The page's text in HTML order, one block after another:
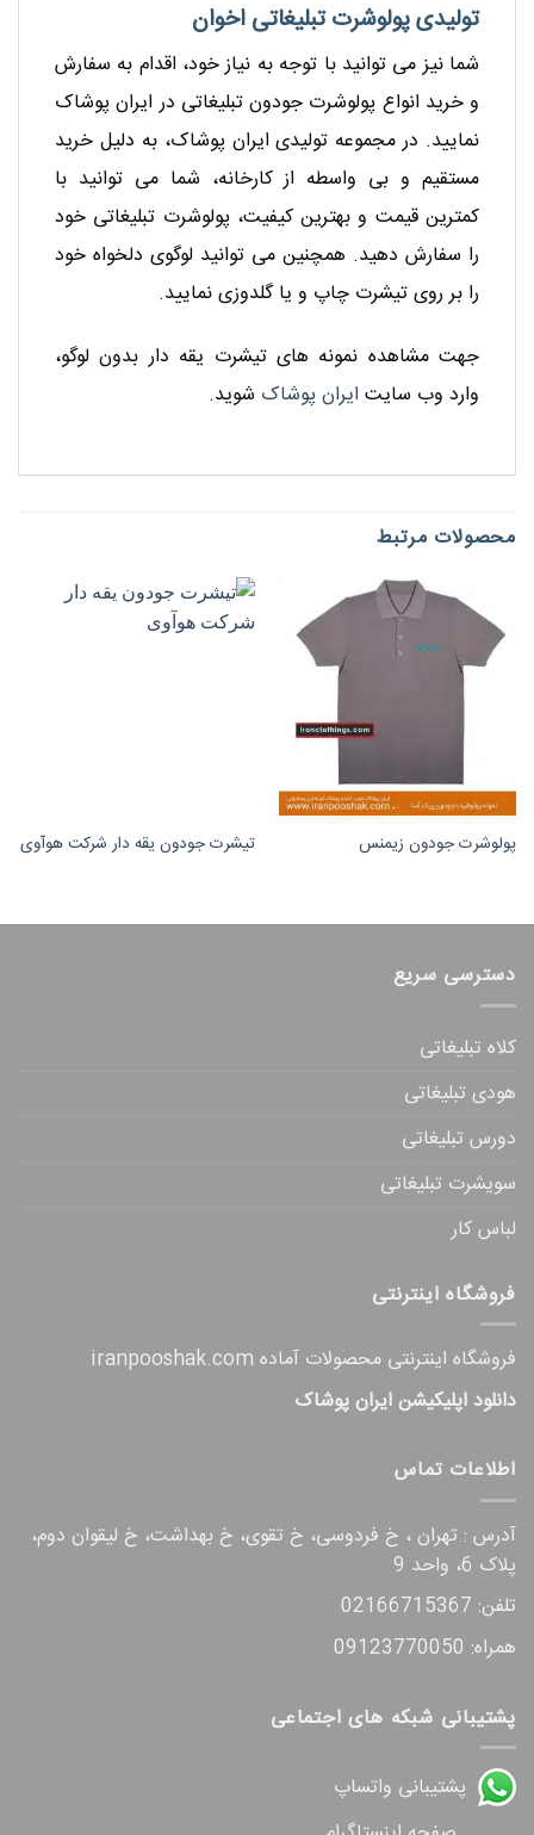
تولیدی پولوشرت تبلیغاتی اخوان
شما نیز می توانید با توجه به نیاز خود، اقدام به سفارش
و خرید انواع پولوشرت جودون تبلیغاتی در ایران پوشاک
نمایید. در مجموعه تولیدی ایران پوشاک، به دلیل خرید
مستقیم و بی واسطه از کارخانه، شما می توانید با
کمترین قیمت و بهترین کیفیت، پولوشرت تبلیغاتی خود
را سفارش دهید. همچنین می توانید لوگوی دلخواه خود
را بر روی تیشرت چاپ و یا گلدوزی نمایید.
جهت مشاهده نمونه های تیشرت یقه دار بدون لوگو،
وارد وب سایت ایران پوشاک شوید.
محصولات مرتبط
پولوشرت جودون زیمنس تیشرت جودون یقه دار شرکت هوآوی
دسترسی سریع
کلاه تبلیغاتی
هودی تبلیغاتی
دورس تبلیغاتی
سویشرت تبلیغاتی
لباس کار
فروشگاه اینترنتی
فروشگاه اینترنتی محصولات آماده iranpooshak.com
دانلود اپلیکیشن ایران پوشاک
اطلاعات تماس
آدرس : تهران ، خ فردوسی، خ تقوی، خ بهداشت، خ لیقوان دوم،
پلاک 6، واحد 9
تلفن: 02166715367
همراه: 09123770050
پشتیبانی شبکه های اجتماعی
پشتیبانی واتساپ